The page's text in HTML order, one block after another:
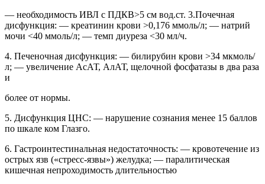
— необходимость ИВЛ с ПДКВ>5 см вод.ст. 3.Почечная
дисфункция: — креатинин крови >0,176 ммоль/л; — натрий
мочи <40 ммоль/л; — темп диуреза <30 мл/ч.
4. Печеночная дисфункция: — билирубин крови >34 мкмоль/
л; — увеличение АсАТ, АлАТ, щелочной фосфатазы в два раза
и
более от нормы.
5. Дисфункция ЦНС: — нарушение сознания менее 15 баллов
по шкале ком Глазго.
6. Гастроинтестинальная недостаточность: — кровотечение из
острых язв («стресс-язвы») желудка; — паралитическая
кишечная непроходимость длительностью